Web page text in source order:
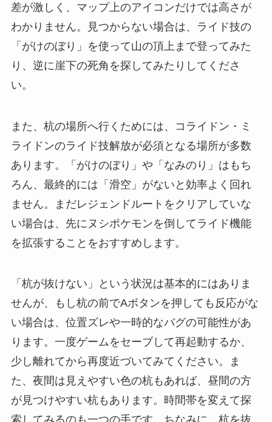
差が激しく、マップ上のアイコンだけでは高さが
わかりません。見つからない場合は、ライド技の
「がけのぼり」を使って山の頂上まで登ってみた
り、逆に崖下の死角を探してみたりしてくださ
い。
また、杭の場所へ行くためには、コライドン・ミ
ライドンのライド技解放が必須となる場所が多数
あります。「がけのぼり」や「なみのり」はもち
ろん、最終的には「滑空」がないと効率よく回れ
ません。まだレジェンドルートをクリアしていな
い場合は、先にヌシポケモンを倒してライド機能
を拡張することをおすすめします。
「杭が抜けない」という状況は基本的にはありま
せんが、もし杭の前でAボタンを押しても反応がな
い場合は、位置ズレや一時的なバグの可能性があ
ります。一度ゲームをセーブして再起動するか、
少し離れてから再度近づいてみてください。ま
た、夜間は見えやすい色の杭もあれば、昼間の方
が見つけやすい杭もあります。時間帯を変えて探